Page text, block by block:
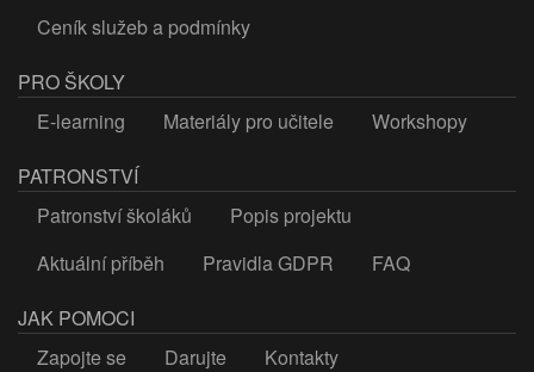
Ceník služeb a podmínky
PRO ŠKOLY
E-learning
Materiály pro učitele
Workshopy
PATRONSTVÍ
Patronství školáků
Popis projektu
Aktuální příběh
Pravidla GDPR
FAQ
JAK POMOCI
Zapojte se
Darujte
Kontakty